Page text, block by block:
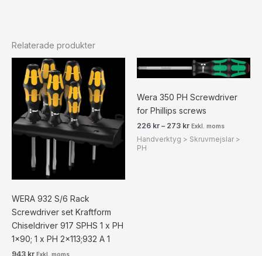
Relaterade produkter
WERA 932 S/6 Rack
Screwdriver set Kraftform
Chiseldriver 917 SPHS 1 x PH
1×90; 1 x PH 2×113;932 A 1
943 kr Exkl. moms
Wera 350 PH Screwdriver
for Phillips screws
226 kr – 273 kr
Prisintervall:
226 kr283 kr
till
Exkl. moms
Handverktyg > Skruvmejslar >
PH